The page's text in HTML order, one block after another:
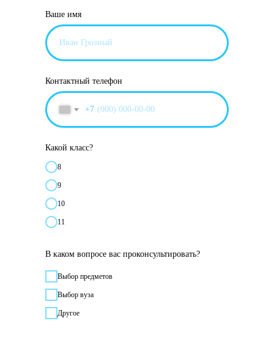
Ваше имя
Контактный телефон
+7
Какой класс?
8
9
10
11
В каком вопросе вас проконсультировать?
Выбор предметов
Выбор вуза
Другое